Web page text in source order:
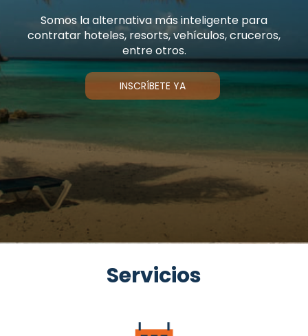
Somos la alternativa más inteligente para
contratar hoteles, resorts, vehículos, cruceros,
entre otros.
INSCRÍBETE YA
Servicios